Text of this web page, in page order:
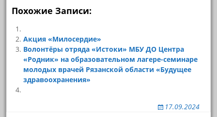
Похожие Записи:
Акция «Милосердие»
Волонтёры отряда «Истоки» МБУ ДО Центра
«Родник» на образовательном лагере-семинаре
молодых врачей Рязанской области «Будущее
здравоохранения»
17.09.2024